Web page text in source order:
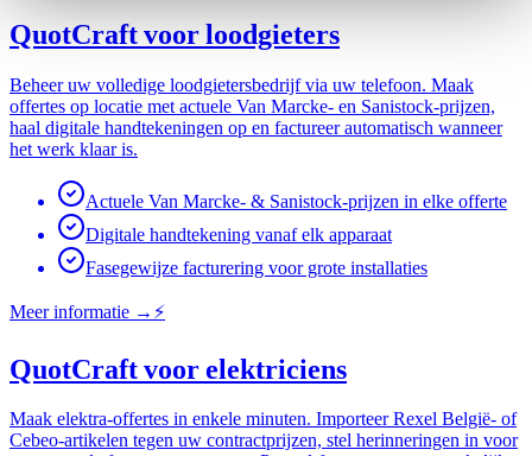
QuotCraft voor loodgieters
Beheer uw volledige loodgietersbedrijf via uw telefoon. Maak
offertes op locatie met actuele Van Marcke- en Sanistock-prijzen,
haal digitale handtekeningen op en factureer automatisch wanneer
het werk klaar is.
Actuele Van Marcke- & Sanistock-prijzen in elke offerte
Digitale handtekening vanaf elk apparaat
Fasegewijze facturering voor grote installaties
Meer informatie → ⚡
QuotCraft voor elektriciens
Maak elektra-offertes in enkele minuten. Importeer Rexel België- of
Cebeo-artikelen tegen uw contractprijzen, stel herinneringen in voor